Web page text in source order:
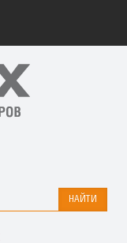
НАЙТИ